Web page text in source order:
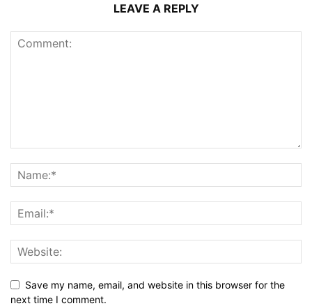
LEAVE A REPLY
Save my name, email, and website in this browser for the
next time I comment.